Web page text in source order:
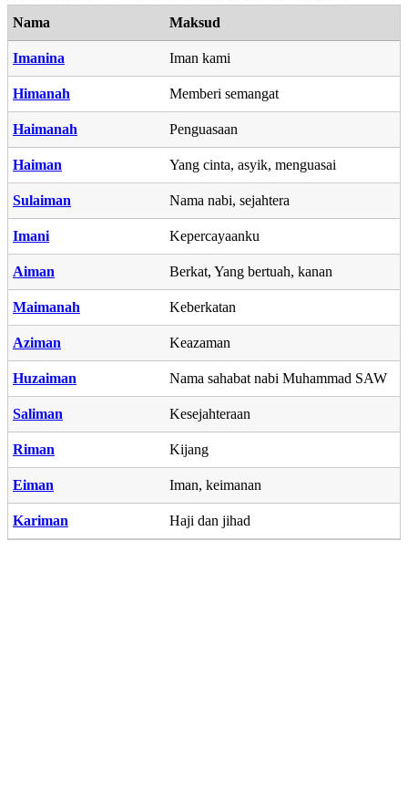
Nama Maksud
Imanina Iman kami
Himanah Memberi semangat
Haimanah Penguasaan
Haiman Yang cinta, asyik, menguasai
Sulaiman Nama nabi, sejahtera
Imani Kepercayaanku
Aiman Berkat, Yang bertuah, kanan
Maimanah Keberkatan
Aziman Keazaman
Huzaiman Nama sahabat nabi Muhammad SAW
Saliman Kesejahteraan
Riman Kijang
Eiman Iman, keimanan
Kariman Haji dan jihad